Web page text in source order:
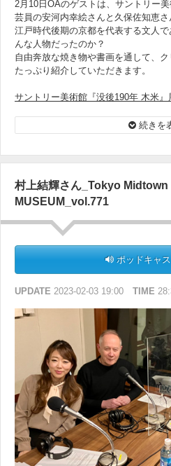
2月10日OAのゲストは、サントリー
芸員の安河内幸絵さんと久保佐知恵さ
江戸時代後期の京都を代表する文人
んな人物だったのか？
自由奔放な焼き物や書画を通して、
たっぷり紹介していただきます。
サントリー美術館『没後190年 木米』
続きを
村上結輝さん_Tokyo
MUSEUM_vol.771
ポッドキャ
UPDATE 2023-02-03 19:00 TIME